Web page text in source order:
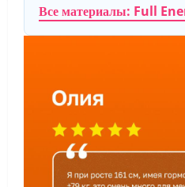
Все материалы: Full